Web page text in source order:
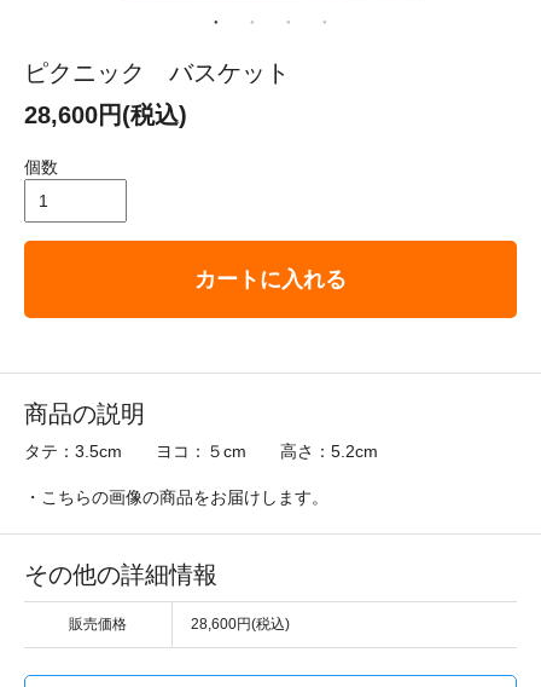
ピクニック バスケット
28,600円(税込)
個数
カートに入れる
商品の説明
タテ：3.5cm ヨコ：５cm 高さ：5.2cm
・こちらの画像の商品をお届けします。
その他の詳細情報
販売価格 28,600円(税込)